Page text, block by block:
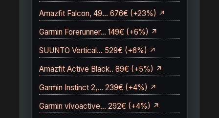
Amazfit Falcon, 49… 676€ (+23%) ↗
Garmin Forerunner… 149€ (+6%) ↗
SUUNTO Vertical… 529€ (+6%) ↗
Amazfit Active Black.. 89€ (+5%) ↗
Garmin Instinct 2,… 239€ (+4%) ↗
Garmin vívoactive… 292€ (+4%) ↗